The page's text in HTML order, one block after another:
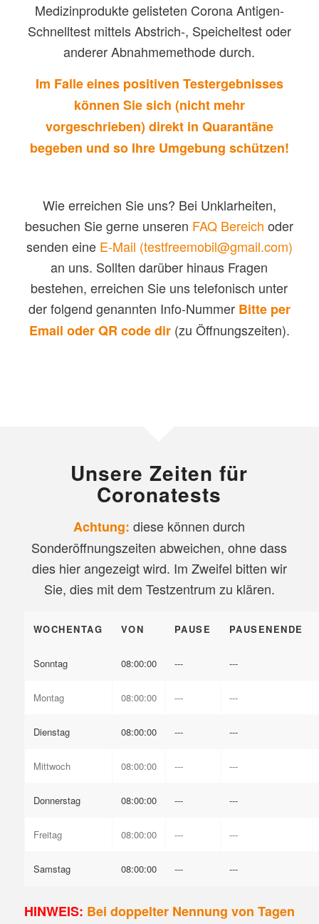
Medizinprodukte gelisteten Corona Antigen-
Schnelltest mittels Abstrich-, Speicheltest oder
anderer Abnahmemethode durch.
Im Falle eines positiven Testergebnisses
können Sie sich (nicht mehr
vorgeschrieben) direkt in Quarantäne
begeben und so Ihre Umgebung schützen!
Wie erreichen Sie uns? Bei Unklarheiten,
besuchen Sie gerne unseren FAQ Bereich oder
senden eine E-Mail (testfreemobil@gmail.com)
an uns. Sollten darüber hinaus Fragen
bestehen, erreichen Sie uns telefonisch unter
der folgend genannten Info-Nummer Bitte per
Email oder QR code dir (zu Öffnungszeiten).
Unsere Zeiten für
Coronatests
Achtung: diese können durch
Sonderöffnungszeiten abweichen, ohne dass
dies hier angezeigt wird. Im Zweifel bitten wir
Sie, dies mit dem Testzentrum zu klären.
WOCHENTAG VON PAUSE PAUSENENDE
Sonntag 08:00:00 --- ---
Montag 08:00:00 --- ---
Dienstag 08:00:00 --- ---
Mittwoch 08:00:00 --- ---
Donnerstag 08:00:00 --- ---
Freitag 08:00:00 --- ---
Samstag 08:00:00 --- ---
HINWEIS: Bei doppelter Nennung von Tagen